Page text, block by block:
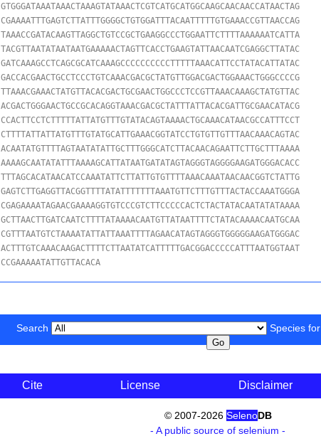
GTGGGATAAATAAACTAAAGTATAAACTCGTCATGCATGGCAAGCAACAACCATAACTAG
CGAAAATTTGAGTCTTATTTGGGGCTGTGGATTTACAATTTTTGTGAAACCGTTAACCAG
TAAACCGATACAAGTTAGGCTGTCCGCTGAAGGCCCTGGAATTCTTTTAAAAAATCATTA
TACGTTAATATAATAATGAAAAACTAGTTCACCTGAAGTATTAACAATCGAGGCTTATAC
GATCAAAGCCTCAGCGCATCAAAGCCCCCCCCCCTTTTTAAACATTCCTATACATTATAC
GACCACGAACTGCCTCCCTGTCAAACGACGCTATGTTGGACGACTGGAAACTGGGCCCCG
TTAAACGAAACTATGTTACACGACTGCGAACTGGCCCTCCGTTAAACAAAGCTATGTTAC
ACGACTGGGAACTGCCGCACAGGTAAACGACGCTATTTATTACACGATTGCGAACATACG
CCACTTCCTCTTTTTATTATGTTTGTATACAGTAAAACTGCAAACATAACGCCATTTCCT
CTTTTATTATTATGTTTGTATGCATTGAAACGGTATCCTGTGTTGTTTAACAAACAGTAC
ACAATATGTTTTAGTAATATATTGCTTTGGGCATCTTACAACAGAATTCTTGCTTTAAAA
AAAAGCAATATATTTAAAAGCATTATAATGATATAGTAGGGTAGGGGAAGATGGGACACC
TTTAGCACATAACATCCAAATATTCTTATTGTGTTTTAAACAAATAACAACGGTCTATTG
GAGTCTTGAGGTTACGGTTTTATATTTTTTTAAATGTTCTTTGTTTACTACCAAATGGGA
CGAGAAAATAGAACGAAAAGGTGTCCCGTCTTCCCCCACTCTACTATACAATATATAAAA
GCTTAACTTGATCAATCTTTTATAAAACAATGTTATAATTTTCTATACAAAACAATGCAA
CGTTTAATGTCTAAAATATTATTAAATTTTAGAACATAGTAGGGTGGGGGAAGATGGGAC
ACTTTGTCAAACAAGACTTTTCTTAATATCATTTTTGACGGACCCCCATTTAATGGTAAT
CCGAAAAATATTGTTACACA
Search Species for
Cite License Disclaimer
© 2007-2026 SelenoDB
- A public source of selenium -